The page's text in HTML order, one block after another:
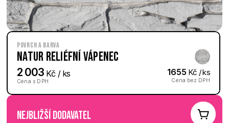
Povrch a barva
Natur reliéfní Vápenec
2 003 Kč / ks
Cena s DPH
1655 Kč / ks
Cena bez DPH
nejbližší dodavatel